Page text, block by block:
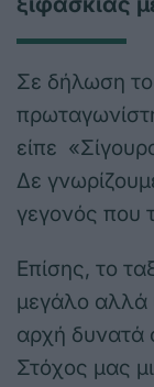
Σε δήλωση
είπε
Δε
γεγονός που
Επίσης, το
μεγάλο αλλά
αρχή δυνατά
Στόχος μας